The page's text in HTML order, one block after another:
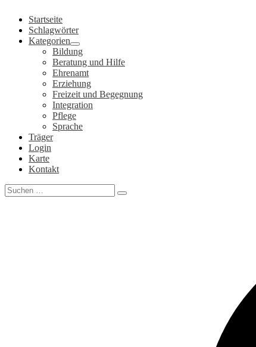
Inhalt
springen
Startseite
Schlagwörter
Kategorien
Bildung
Beratung und Hilfe
Ehrenamt
Erziehung
Freizeit und Begegnung
Integration
Pflege
Sprache
Träger
Login
Karte
Kontakt
Search
for: